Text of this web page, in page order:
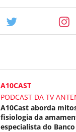
A10CAST
PODCAST DA TV
A10Cast aborda
fisiologia da
especialista do